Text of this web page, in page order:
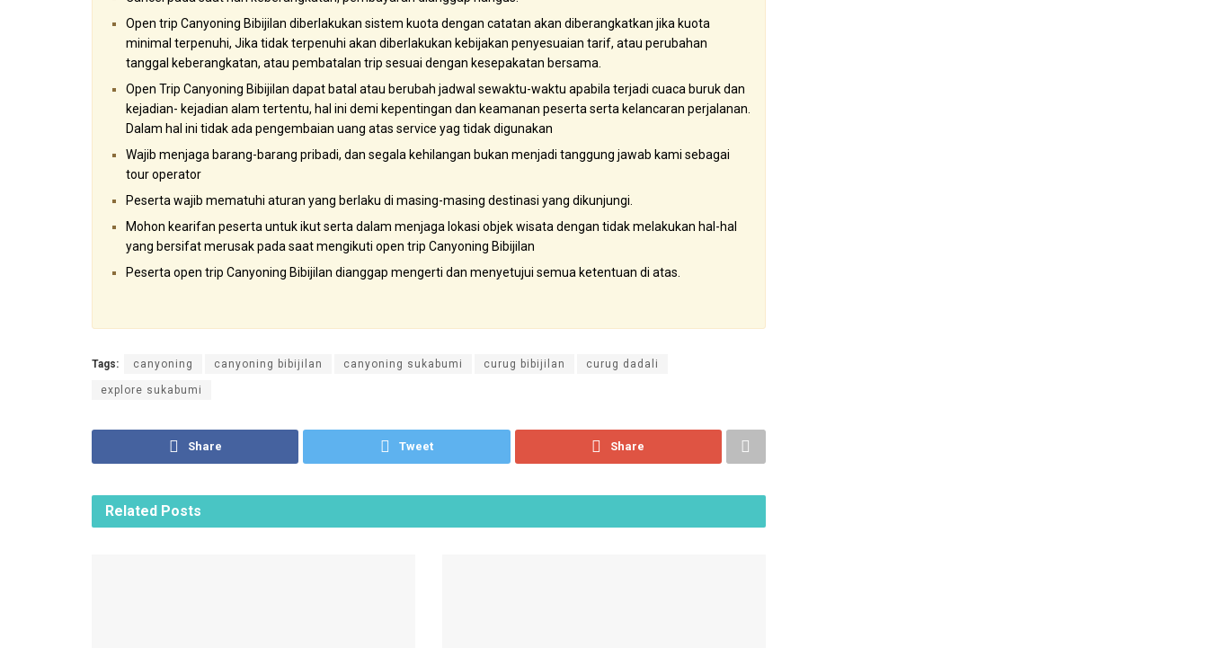
Open trip Canyoning Bibijilan diberlakukan sistem kuota dengan catatan akan diberangkatkan jika kuota
minimal terpenuhi, Jika tidak terpenuhi akan diberlakukan kebijakan penyesuaian tarif, atau perubahan
tanggal keberangkatan, atau pembatalan trip sesuai dengan kesepakatan bersama.
Open Trip Canyoning Bibijilan dapat batal atau berubah jadwal sewaktu-waktu apabila terjadi cuaca buruk dan
kejadian- kejadian alam tertentu, hal ini demi kepentingan dan keamanan peserta serta kelancaran perjalanan.
Dalam hal ini tidak ada pengembaian uang atas service yag tidak digunakan
Wajib menjaga barang-barang pribadi, dan segala kehilangan bukan menjadi tanggung jawab kami sebagai
tour operator
Peserta wajib mematuhi aturan yang berlaku di masing-masing destinasi yang dikunjungi.
Mohon kearifan peserta untuk ikut serta dalam menjaga lokasi objek wisata dengan tidak melakukan hal-hal
yang bersifat merusak pada saat mengikuti open trip Canyoning Bibijilan
Peserta open trip Canyoning Bibijilan dianggap mengerti dan menyetujui semua ketentuan di atas.
Tags: canyoning canyoning bibijilan canyoning sukabumi curug bibijilan curug dadali
explore sukabumi
Share Tweet Share
Related Posts